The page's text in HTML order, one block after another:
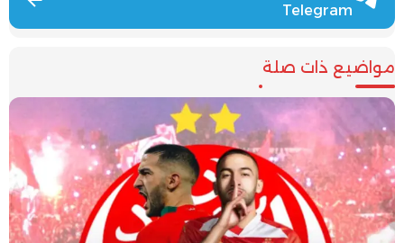
Telegram
مواضيع ذات صلة